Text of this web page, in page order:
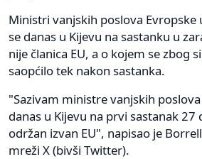
Ministri vanjskih poslova Evropske
se danas u Kijevu na sastanku u
nije članica EU, a o kojem se zbog
saopćilo tek nakon sastanka.
"Sazivam ministre vanjskih
danas u Kijevu na prvi sastanak 27
održan izvan EU", napisao je
mreži X (bivši Twitter).